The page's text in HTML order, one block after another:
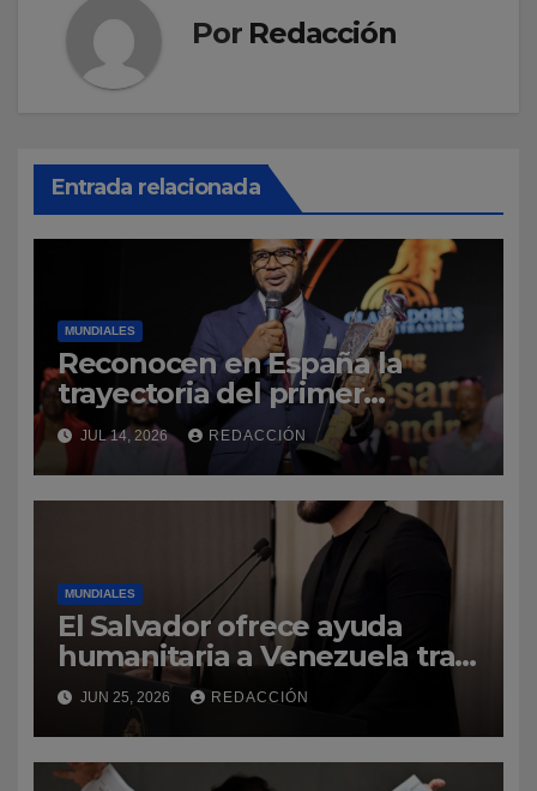
Por Redacción
Entrada relacionada
MUNDIALES
Reconocen en España la
trayectoria del primer
profesor dominicano de
ingeniería civil en Cantabria
JUL 14, 2026 REDACCIÓN
MUNDIALES
El Salvador ofrece ayuda
humanitaria a Venezuela tras
la emergencia
JUN 25, 2026 REDACCIÓN